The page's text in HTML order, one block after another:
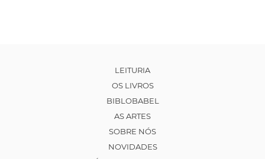
LEITURIA
OS LIVROS
BIBLOBABEL
AS ARTES
SOBRE NÓS
NOVIDADES